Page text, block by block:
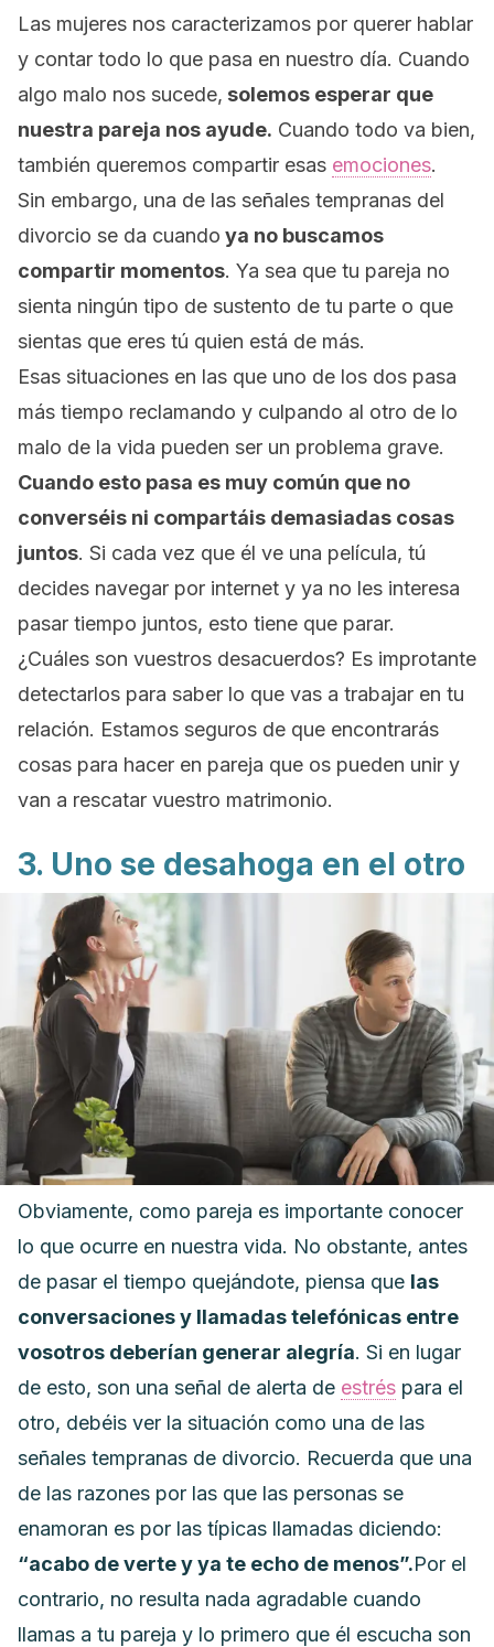
Las mujeres nos caracterizamos por querer hablar
y contar todo lo que pasa en nuestro día. Cuando
algo malo nos sucede, solemos esperar que
nuestra pareja nos ayude. Cuando todo va bien,
también queremos compartir esas emociones.
Sin embargo, una de las señales tempranas del
divorcio se da cuando ya no buscamos
compartir momentos. Ya sea que tu pareja no
sienta ningún tipo de sustento de tu parte o que
sientas que eres tú quien está de más.
Esas situaciones en las que uno de los dos pasa
más tiempo reclamando y culpando al otro de lo
malo de la vida pueden ser un problema grave.
Cuando esto pasa es muy común que no
converséis ni compartáis demasiadas cosas
juntos. Si cada vez que él ve una película, tú
decides navegar por internet y ya no les interesa
pasar tiempo juntos, esto tiene que parar.
¿Cuáles son vuestros desacuerdos? Es improtante
detectarlos para saber lo que vas a trabajar en tu
relación. Estamos seguros de que encontrarás
cosas para hacer en pareja que os pueden unir y
van a rescatar vuestro matrimonio.
3. Uno se desahoga en el otro
Obviamente, como pareja es importante conocer
lo que ocurre en nuestra vida. No obstante, antes
de pasar el tiempo quejándote, piensa que las
conversaciones y llamadas telefónicas entre
vosotros deberían generar alegría. Si en lugar
de esto, son una señal de alerta de estrés para el
otro, debéis ver la situación como una de las
señales tempranas de divorcio. Recuerda que una
de las razones por las que las personas se
enamoran es por las típicas llamadas diciendo:
“acabo de verte y ya te echo de menos”.Por el
contrario, no resulta nada agradable cuando
llamas a tu pareja y lo primero que él escucha son